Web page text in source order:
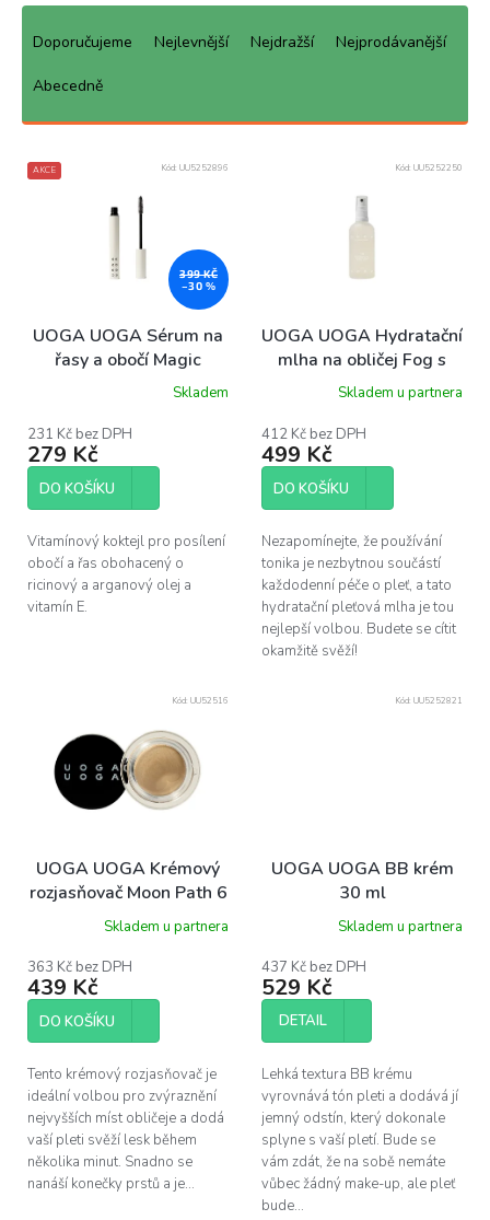
Ř
p
r
Doporučujeme Nejlevnější Nejdražší Nejprodávanější
Abecedně
AKCE
399 KČ
–30 %
UOGA UOGA Sérum na
řasy a obočí Magic
Wand, 8 mlSkladem
231 Kč bez DPH
279 Kč
DO KOŠÍKU
Vitamínový koktejl pro posílení
obočí a řas obohacený o
ricinový a arganový olej a
vitamín E.
Kód: UU5252896
UOGA UOGA Hydratační
mlha na obličej Fog s
extraktem z kdoule a
betaglukanem 100 ml
Skladem u partnera
412 Kč bez DPH
499 Kč
DO KOŠÍKU
Nezapomínejte, že používání
tonika je nezbytnou součástí
každodenní péče o pleť, a tato
hydratační pleťová mlha je tou
nejlepší volbou. Budete se cítit
okamžitě svěží!
Kód: UU5252250
UOGA UOGA Krémový
rozjasňovač Moon Path 6
ml
Skladem u partnera
363 Kč bez DPH
439 Kč
DO KOŠÍKU
Tento krémový rozjasňovač je
ideální volbou pro zvýraznění
nejvyšších míst obličeje a dodá
vaší pleti svěží lesk během
několika minut. Snadno se
nanáší konečky prstů a je...
Kód: UU52516
UOGA UOGA BB krém
30 ml
Skladem u partnera
437 Kč bez DPH
529 Kč
DETAIL
Lehká textura BB krému
vyrovnává tón pleti a dodává jí
jemný odstín, který dokonale
splyne s vaší pletí. Bude se
vám zdát, že na sobě nemáte
vůbec žádný make-up, ale pleť
bude...
Kód: UU5252821